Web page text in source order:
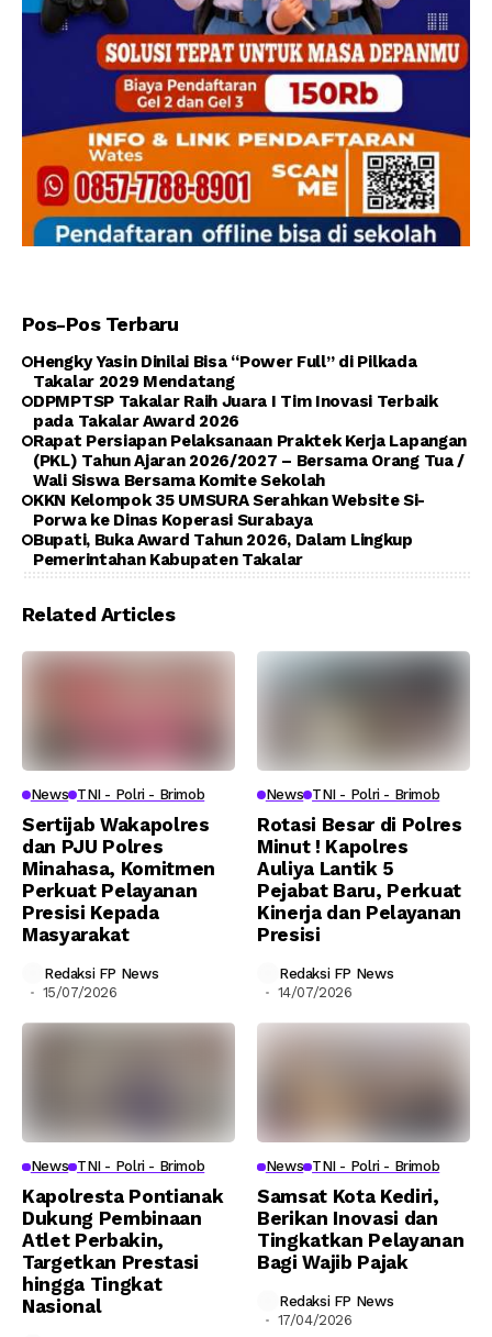
Pos-Pos Terbaru
Hengky Yasin Dinilai Bisa “Power Full” di Pilkada
Takalar 2029 Mendatang
DPMPTSP Takalar Raih Juara I Tim Inovasi Terbaik
pada Takalar Award 2026
Rapat Persiapan Pelaksanaan Praktek Kerja Lapangan
(PKL) Tahun Ajaran 2026/2027 – Bersama Orang Tua /
Wali Siswa Bersama Komite Sekolah
KKN Kelompok 35 UMSURA Serahkan Website Si-
Porwa ke Dinas Koperasi Surabaya
Bupati, Buka Award Tahun 2026, Dalam Lingkup
Pemerintahan Kabupaten Takalar
Related Articles
News TNI - Polri - Brimob
Sertijab Wakapolres
dan PJU Polres
Minahasa, Komitmen
Perkuat Pelayanan
Presisi Kepada
Masyarakat
Redaksi FP News
15/07/2026
News TNI - Polri - Brimob
Rotasi Besar di Polres
Minut ! Kapolres
Auliya Lantik 5
Pejabat Baru, Perkuat
Kinerja dan Pelayanan
Presisi
Redaksi FP News
14/07/2026
News TNI - Polri - Brimob
Kapolresta Pontianak
Dukung Pembinaan
Atlet Perbakin,
Targetkan Prestasi
hingga Tingkat
Nasional
News TNI - Polri - Brimob
Samsat Kota Kediri,
Berikan Inovasi dan
Tingkatkan Pelayanan
Bagi Wajib Pajak
Redaksi FP News
17/04/2026